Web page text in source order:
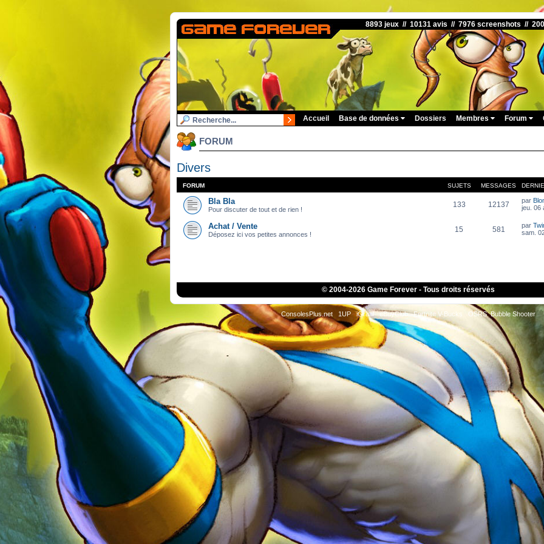
8893 jeux // 10131 avis // 7976 screenshots //
Accueil Base de données Dossiers Membres Forum
FORUM
Divers
FORUM SUJETS MESSAGES
Bla Bla
Pour discuter de tout et de rien !
133 12137 par
jeu. 06
Achat / Vente
Déposez ici vos petites annonces !
15 581 par
sam.
© 2004-2026 Game Forever - Tous droits réservés
ConsolesPlus.net 1UP iGraal eBuyClub Fortnite V-Bucks OSRS Bubble Shooter